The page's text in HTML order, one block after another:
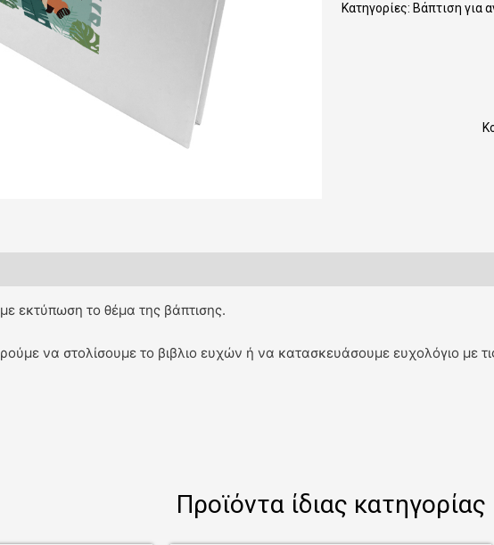
Κατηγορίες: Βάπτιση για
εκτύπωση το θέμα της βάπτισης.
να στολίσουμε το βιβλιο ευχών ή να κατασκευάσουμε ευχολόγιο με
Προϊόντα ίδιας κατηγορίας